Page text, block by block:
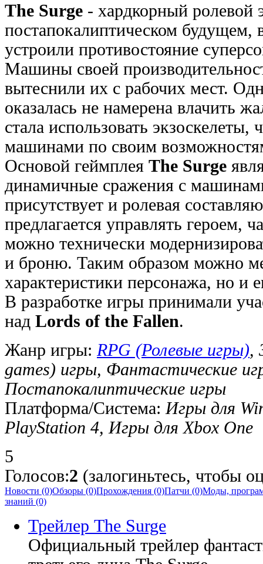
The Surge - хардкорный ролевой
постапокалиптическом будущем,
устроили противостояние
Машины своей
вытеснили их с рабочих мест.
оказалась не намерена влачить
стала использовать экзоскелеты,
машинами по своим
Основой геймплея The Surge
динамичные сражения с
присутствует и ролевая
предлагается управлять героем,
можно технически
и броню. Таким образом можно
характеристики персонажа, но и
В разработке игры принимали
над Lords of the Fallen.
Жанр игры: RPG (Ролевые игры),
games) игры, Фантастические
Постапокалиптические игры
Платформа/Система: Игры для
PlayStation 4, Игры для Xbox One
5
Голосов:2 (залогиньтесь, чтобы
Новости (0)Обзоры (0)Прохождения (0)Патчи (0)Моды,
знаний (0)
Трейлер The Surge
Официальный трейлер